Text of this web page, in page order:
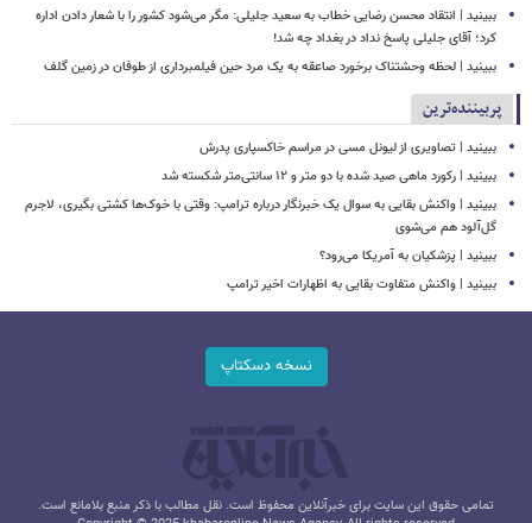
ببینید | انتقاد محسن رضایی خطاب به سعید جلیلی: مگر می‌شود کشور را با شعار دادن اداره
کرد؛ آقای جلیلی پاسخ نداد در بغداد چه شد!
ببینید | لحظه وحشتناک برخورد صاعقه به یک مرد حین فیلمبرداری از طوفان در زمین گلف
پربیننده‌ترین
ببینید | تصاویری از لیونل مسی در مراسم خاکسپاری پدرش
ببینید | رکورد ماهی صید شده با دو متر و ۱۲ سانتی‌متر شکسته شد
ببینید | واکنش بقایی به سوال یک خبرنگار درباره ترامپ: وقتی با خوک‌ها کشتی بگیری، لاجرم
گل‌آلود هم می‌شوی
ببینید | پزشکیان به آمریکا می‌رود؟
ببینید | واکنش متفاوت بقایی به اظهارات اخیر ترامپ
نسخه دسکتاپ
تمامی حقوق این سایت برای خبرآنلاین محفوظ است. نقل مطالب با ذکر منبع بلامانع است.